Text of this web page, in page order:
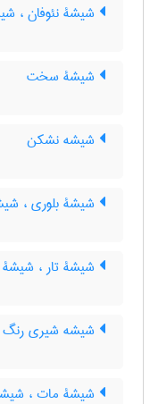
شیشۀ نئوفان ،
شیشۀ سخت
شیشه نشکن
شیشۀ بلوری ،
شیشۀ تار ،
شیشه شیری رنگ
شیشۀ مات ،